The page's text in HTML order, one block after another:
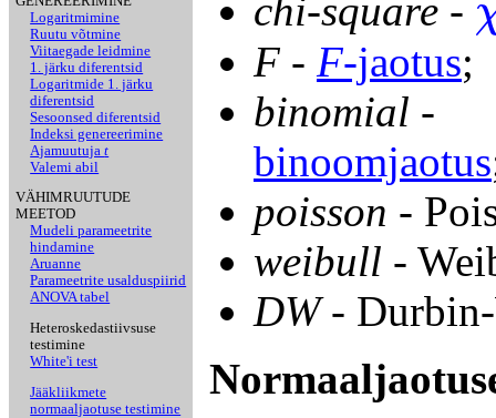
Logaritmimine
Ruutu võtmine
Viitaegade leidmine
1. järku diferentsid
Logaritmide 1. järku
diferentsid
Sesoonsed diferentsid
Indeksi genereerimine
Ajamuutujat
Valemi abil
VÄHIMRUUTUDE
MEETOD
Mudeli parameetrite
hindamine
Aruanne
Parameetrite usalduspiirid
ANOVA tabel
Heteroskedastiivsuse
testimine
White'i test
Jääkliikmete
normaaljaotuse testimine
chi-square -
F - F-jaotus;
binomial -
binoomjaotus
poisson -
weibull -
DW- Durbin-